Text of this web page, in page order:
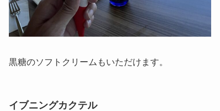
黒糖のソフトクリームもいただけます。
イブニングカクテル